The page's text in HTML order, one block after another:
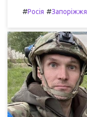
#Росія #Запоріжжя